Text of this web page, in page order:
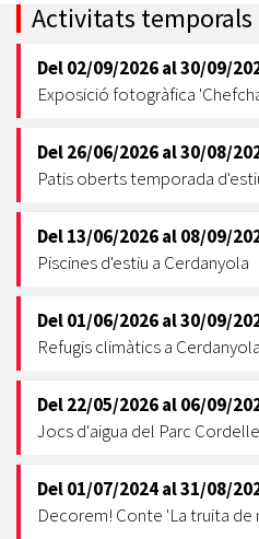
Activitats temporals
Del02/09/2026al30/09/
Exposició fotogràfica
Del26/06/2026al30/08/
Patis oberts temporada
Del13/06/2026al08/09/
Piscines d'estiu a Cerdanyola
Del01/06/2026al30/09/
Refugis climàtics a Cerdanyola
Del22/05/2026al06/09/
Jocs d'aigua del Parc
Del01/07/2024al31/08/
Decorem! Conte 'La truita de